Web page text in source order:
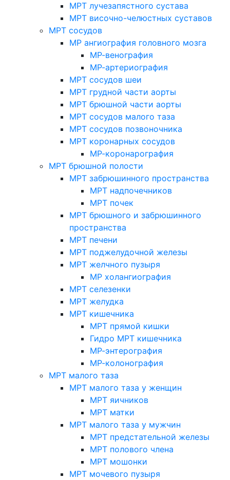
МРТ лучезапястного сустава
МРТ височно-челюстных суставов
МРТ сосудов
МР ангиография головного мозга
МР-венография
МР-артериография
МРТ сосудов шеи
МРТ грудной части аорты
МРТ брюшной части аорты
МРТ сосудов малого таза
МРТ сосудов позвоночника
МРТ коронарных сосудов
МР-коронарография
МРТ брюшной полости
МРТ забрюшинного пространства
МРТ надпочечников
МРТ почек
МРТ брюшного и забрюшинного
пространства
МРТ печени
МРТ поджелудочной железы
МРТ желчного пузыря
МР холангиография
МРТ селезенки
МРТ желудка
МРТ кишечника
МРТ прямой кишки
Гидро МРТ кишечника
МР-энтерография
МР-колонография
МРТ малого таза
МРТ малого таза у женщин
МРТ яичников
МРТ матки
МРТ малого таза у мужчин
МРТ предстательной железы
МРТ полового члена
МРТ мошонки
МРТ мочевого пузыря